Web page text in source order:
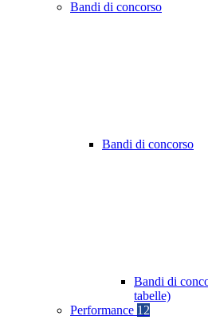
Bandi di concorso
Bandi di concorso
Bandi di
tabelle)
Performance 12